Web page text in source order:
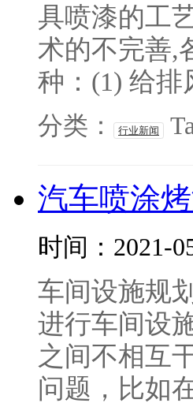
具喷漆的工
术的不完善,
种：(1) 给排
分类： 行业新闻
汽车喷涂
时间：2021-
车间设施规
进行车间设
之间不相互
问题，比如